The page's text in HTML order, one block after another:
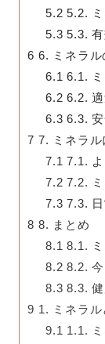
5.2 5.2.
5.3 5.3.
6 6. ミネラル
6.1 6.1.
6.2 6.2.
6.3 6.3.
7 7. ミネラル
7.1 7.1.
7.2 7.2.
7.3 7.3.
8 8. まとめ
8.1 8.1.
8.2 8.2.
8.3 8.3.
9 1. ミネラ
9.1 1.1.